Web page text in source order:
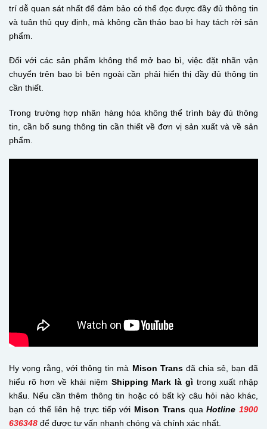
trí dễ quan sát nhất để đảm bảo có thể đọc được đầy đủ thông tin
và tuân thủ quy định, mà không cần tháo bao bì hay tách rời sản
phẩm.
Đối với các sản phẩm không thể mở bao bì, việc đặt nhãn vận
chuyển trên bao bì bên ngoài cần phải hiển thị đầy đủ thông tin
cần thiết.
Trong trường hợp nhãn hàng hóa không thể trình bày đủ thông
tin, cần bổ sung thông tin cần thiết về đơn vị sản xuất và về sản
phẩm.
Hy vọng rằng, với thông tin mà Mison Transđã chia sẻ, bạn đã
hiểu rõ hơn về khái niệm Shipping Mark là gì trong xuất nhập
khẩu. Nếu cần thêm thông tin hoặc có bất kỳ câu hỏi nào khác,
bạn có thể liên hệ trực tiếp với Mison TransquaHotline 1900
636348 để được tư vấn nhanh chóng và chính xác nhất.